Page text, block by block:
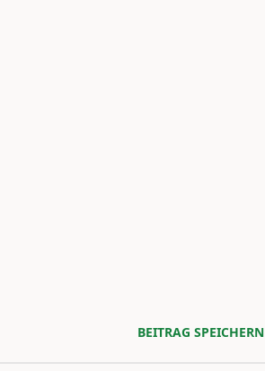
BEITRAG SPEICHERN